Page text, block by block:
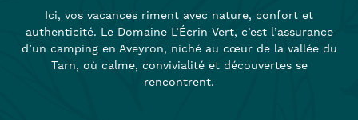
Ici, vos vacances riment avec nature, confort et
authenticité. Le Domaine L’Écrin Vert, c’est l’assurance
d’un camping en Aveyron, niché au cœur de la vallée du
Tarn, où calme, convivialité et découvertes se
rencontrent.